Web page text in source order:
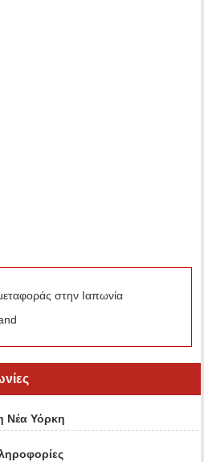
στην Ιαπωνία
Νέα Υόρκη